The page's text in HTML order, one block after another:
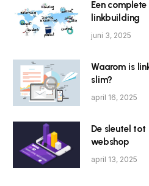
Een
linkbuilding
juni 3, 2025
Waarom is
slim?
april 16, 2025
De sleutel tot
webshop
april 13, 2025